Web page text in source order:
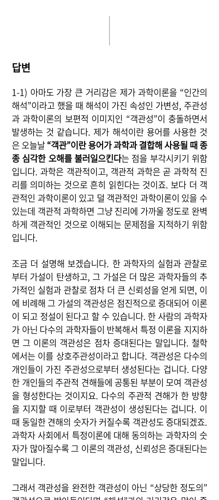
답변
1-1) 아마도 가장 큰 거리감은 제가 과학이론을 “인간의
해석”이라고 했을 때 해석이 가진 속성인 가변성, 주관성
과 과학이론의 보편적 이미지인 “객관성”이 충돌하면서
발생하는 것 같습니다. 제가 해석이란 용어를 사용한 것
은 오늘날“객관”이란 용어가 과학과 결합해 사용될 때 종
종 심각한 오해를 불러일으킨다는 점을 부각시키기 위함
입니다. 과학은 객관적이고, 객관적 과학은 곧 과학적 진
리를 의미하는 것으로 흔히 읽힌다는 것이죠. 보다 더 객
관적인 과학이론이 있고 덜 객관적인 과학이론이 있을 수
있는데 객관적 과학하면 그냥 진리에 가까울 정도로 완벽
하게 객관적인 것으로 이해되는 문제점을 지적하기 위함
입니다.
조금 더 설명해 보겠습니다. 한 과학자의 실험과 관찰로
부터 가설이 탄생하고, 그 가설은 더 많은 과학자들의 추
가적인 실험과 관찰로 점차 더 큰 신뢰성을 얻게 되면, 이
에 비례해 그 가설의 객관성은 점진적으로 증대되어 이론
이 되고 정설이 된다고 할 수 있습니다. 한 사람의 과학자
가 아닌 다수의 과학자들이 반복해서 특정 이론을 지지하
면 그 이론의 객관성은 점차 증대된다는 말입니다. 철학
에서는 이를 상호주관성이라고 합니다. 객관성은 다수의
개인들이 가진 주관성으로부터 생성된다는 겁니다. 다양
한 개인들의 주관적 견해들에 공통된 부분이 모여 객관성
을 형성한다는 것이지요. 다수의 주관적 견해가 한 방향
을 지지할 때 이로부터 객관성이 생성된다는 겁니다. 이
때 동일한 견해의 숫자가 커질수록 객관성도 증대되겠죠.
과학자 사회에서 특정이론에 대해 동의하는 과학자의 숫
자가 많아질수록 그 이론의 객관성, 신뢰성은 증대된다는
말입니다.
그래서 객관성을 완전한 객관성이 아닌 “상당한 정도의”